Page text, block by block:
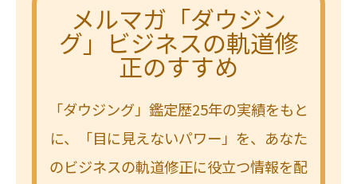
メルマガ「ダウジン
グ」ビジネスの軌道修
正のすすめ
「ダウジング」鑑定歴25年の実績をもと
に、「目に見えないパワー」を、あなた
のビジネスの軌道修正に役立つ情報を配